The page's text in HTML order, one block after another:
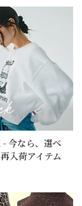
今なら、選べ
入荷アイテム